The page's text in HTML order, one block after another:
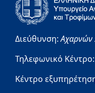
Διεύθυνση:
Τηλεφωνικό Κέντρο:
Κέντρο